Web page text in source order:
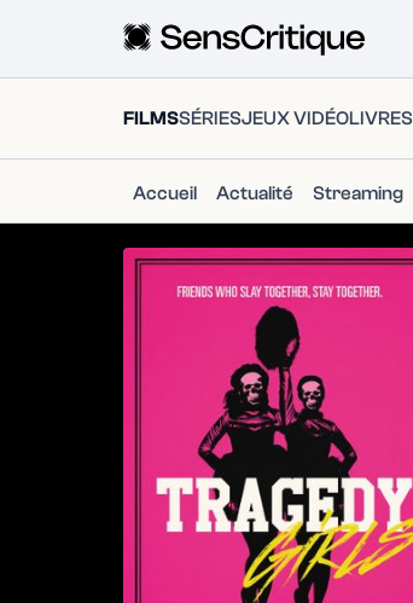
FILMSSÉRIESJEUX VIDÉOLIVRES
Accueil Actualité Streaming